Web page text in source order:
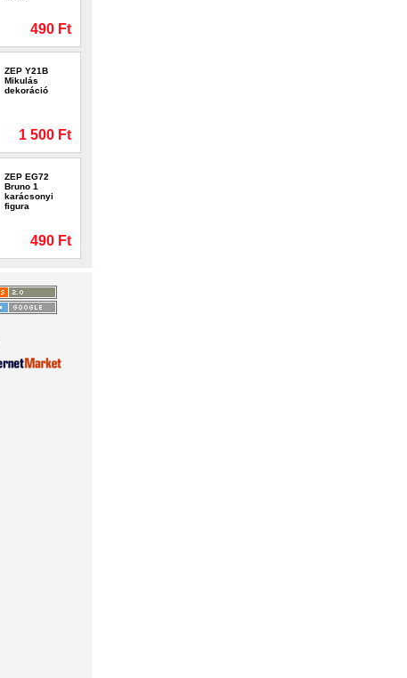
490 Ft
ZEP Y21B
Mikulás
dekoráció
1 500 Ft
ZEP EG72
Bruno 1
karácsonyi
figura
490 Ft